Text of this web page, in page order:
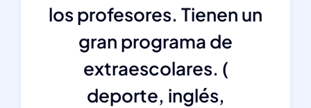
los profesores. Tienen un
gran programa de
extraescolares. (
deporte, inglés,